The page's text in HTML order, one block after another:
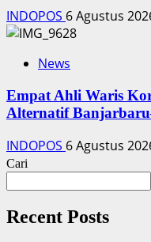
INDOPOS 6 Agustus
News
Empat Ahli Waris
Alternatif
INDOPOS 6 Agustus
Cari
Recent Posts